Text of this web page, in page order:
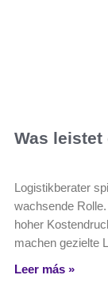
Was
Logistikberater
wachsende
hoher
machen gezielte
Leer más »